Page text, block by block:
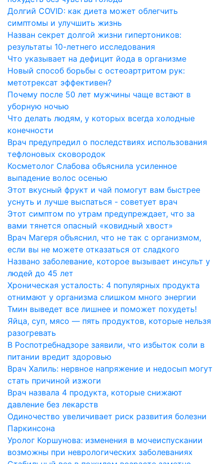
Долгий COVID: как диета может облегчить
симптомы и улучшить жизнь
Назван секрет долгой жизни гипертоников:
результаты 10-летнего исследования
Что указывает на дефицит йода в организме
Новый способ борьбы с остеоартритом рук:
метотрексат эффективен?
Почему после 50 лет мужчины чаще встают в
уборную ночью
Что делать людям, у которых всегда холодные
конечности
Врач предупредил о последствиях использования
тефлоновых сковородок
Косметолог Слабова объяснила усиленное
выпадение волос осенью
Этот вкусный фрукт и чай помогут вам быстрее
уснуть и лучше выспаться - советует врач
Этот симптом по утрам предупреждает, что за
вами тянется опасный «ковидный хвост»
Врач Магеря объяснил, что не так с организмом,
если вы не можете отказаться от сладкого
Названо заболевание, которое вызывает инсульт у
людей до 45 лет
Хроническая усталость: 4 популярных продукта
отнимают у организма слишком много энергии
Тмин выведет все лишнее и поможет похудеть!
Яйца, суп, мясо — пять продуктов, которые нельзя
разогревать
В Роспотребнадзоре заявили, что избыток соли в
питании вредит здоровью
Врач Халиль: нервное напряжение и недосып могут
стать причиной изжоги
Врач назвала 4 продукта, которые снижают
давление без лекарств
Одиночество увеличивает риск развития болезни
Паркинсона
Уролог Коршунова: изменения в мочеиспускании
возможны при неврологических заболеваниях